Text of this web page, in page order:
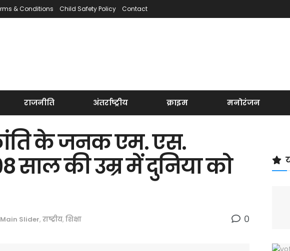
& Conditions Child Safety Policy Contact
राजनीति अंतर्राष्ट्रीय क्राइम मनोरंजन
के जनक एम. एस.
साल की उम्र में दुनिया को
Main Slider, राष्ट्रीय, शिक्षा 0